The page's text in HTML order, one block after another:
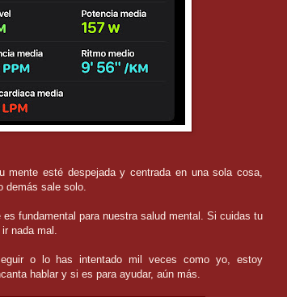
mente esté despejada y centrada en una sola cosa,
demás sale solo.
es fundamental para nuestra salud mental. Si cuidas tu
nada mal.
o lo has intentado mil veces como yo, estoy
hablar y si es para ayudar, aún más.